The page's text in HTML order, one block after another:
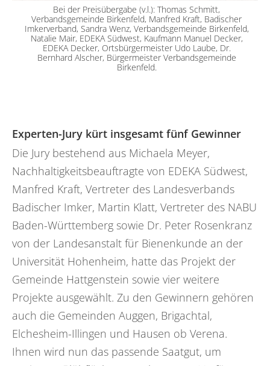
Bei der Preisübergabe (v.l.): Thomas Schmitt,
Verbandsgemeinde Birkenfeld, Manfred Kraft, Badischer
Imkerverband, Sandra Wenz, Verbandsgemeinde Birkenfeld,
Natalie Mair, EDEKA Südwest, Kaufmann Manuel Decker,
EDEKA Decker, Ortsbürgermeister Udo Laube, Dr.
Bernhard Alscher, Bürgermeister Verbandsgemeinde
Birkenfeld.
Experten-Jury kürt insgesamt fünf Gewinner
Die Jury bestehend aus Michaela Meyer,
Nachhaltigkeitsbeauftragte von EDEKA Südwest,
Manfred Kraft, Vertreter des Landesverbands
Badischer Imker, Martin Klatt, Vertreter des NABU
Baden-Württemberg sowie Dr. Peter Rosenkranz
von der Landesanstalt für Bienenkunde an der
Universität Hohenheim, hatte das Projekt der
Gemeinde Hattgenstein sowie vier weitere
Projekte ausgewählt. Zu den Gewinnern gehören
auch die Gemeinden Auggen, Brigachtal,
Elchesheim-Illingen und Hausen ob Verena.
Ihnen wird nun das passende Saatgut, um